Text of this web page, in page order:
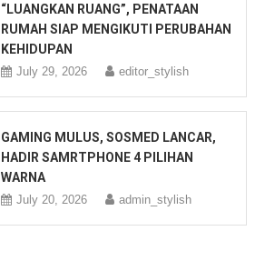
“LUANGKAN RUANG”, PENATAAN
RUMAH SIAP MENGIKUTI PERUBAHAN
KEHIDUPAN
July 29, 2026 editor_stylish
GAMING MULUS, SOSMED LANCAR,
HADIR SAMRTPHONE 4 PILIHAN
WARNA
July 20, 2026 admin_stylish